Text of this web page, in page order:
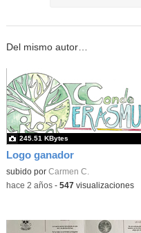
Del mismo autor…
Logo ganador
subido por Carmen C.
245.51 KBytes
-hace 2 años- 547visualizaciones